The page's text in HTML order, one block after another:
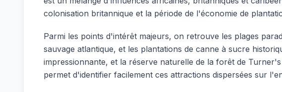
colonisation britannique et la période de l'économie de
Parmi les points d'intérêt majeurs, on retrouve les plages
sauvage atlantique, et les plantations de canne à sucre
impressionnante, et la réserve naturelle de la forêt de
permet d'identifier facilement ces attractions dispersées sur